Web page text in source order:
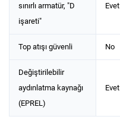
sınırlı armatür, "D
işareti"
Evet
Top atışı güvenli No
Değiştirilebilir
aydınlatma kaynağı
(EPREL)
Evet